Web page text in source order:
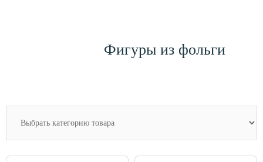
Фигуры из фольги